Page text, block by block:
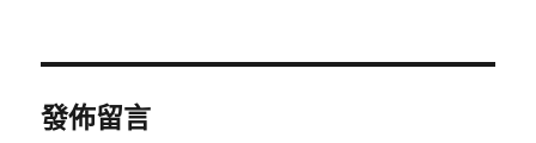
發佈留言